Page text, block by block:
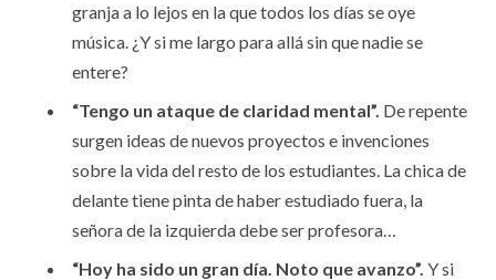
granja a lo lejos en la que todos los días se oye
música. ¿Y si me largo para allá sin que nadie se
entere?
“Tengo un ataque de claridad mental”. De repente
surgen ideas de nuevos proyectos e invenciones
sobre la vida del resto de los estudiantes. La chica de
delante tiene pinta de haber estudiado fuera, la
señora de la izquierda debe ser profesora…
“Hoy ha sido un gran día. Noto que avanzo”. Y si